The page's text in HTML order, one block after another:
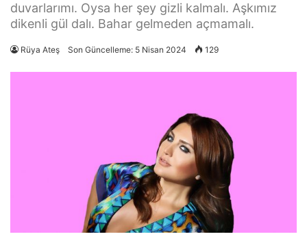
duvarlarımı. Oysa her şey gizli kalmalı. Aşkımız
dikenli gül dalı. Bahar gelmeden açmamalı.
Rüya Ateş Son Güncelleme: 5 Nisan 2024 129